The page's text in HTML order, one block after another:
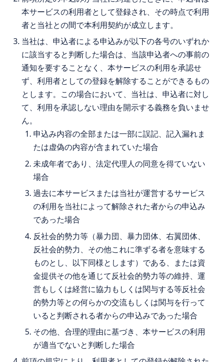
本サービスの利用者として登録され、その時点で利用
者と当社との間で本利用契約が成立します。
当社は、申込者による申込みが以下の各号のいずれか
に該当すると判断した場合は、当該申込者への事前の
通知を要することなく、本サービスの利用を承認せ
ず、利用者としての登録を解除することができるもの
とします。この場合において、当社は、申込者に対し
て、利用を承認しない理由を開示する義務を負いませ
ん。
申込み内容の全部または一部に誤記、記入漏れま
たは虚偽の内容が含まれていた場合
未成年者であり、法定代理人の同意を得ていない
場合
過去に本サービスまたは当社が運営するサービス
の利用を当社によって解除された者からの申込み
であった場合
反社会的勢力等（暴力団、暴力団体、右翼団体、
反社会的勢力、その他これに準ずる者を意味する
ものとし、以下同様とします）である、または資
金提供その他を通じて反社会的勢力等の維持、運
営もしくは経営に協力もしくは関与する等反社会
的勢力等との何らかの交流もしくは関与を行って
いると判断される者からの申込みであった場合
その他、合理的理由に基づき、本サービスの利用
が適当でないと判断した場合